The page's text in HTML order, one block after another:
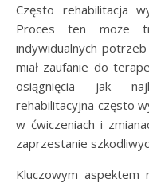
Często rehabilitacja
Proces ten może
indywidualnych
miał zaufanie do
osiągnięcia jak
rehabilitacyjna często
w ćwiczeniach i
zaprzestanie
Kluczowym aspektem